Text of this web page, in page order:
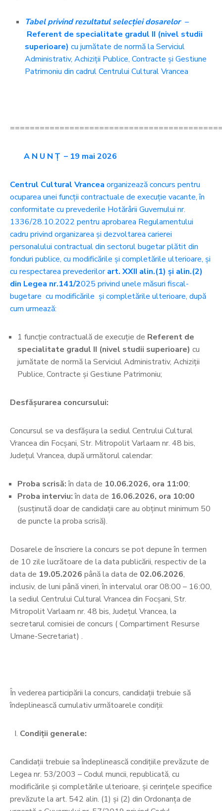
Tabel privind rezultatul selecţiei dosarelor –
Referent de specialitate gradul II (nivel studii
superioare) cu jumătate de normă la Serviciul
Administrativ, Achiziții Publice, Contracte și Gestiune
Patrimoniu din cadrul Centrului Cultural Vrancea
A N U N Ț – 19 mai 2026
Centrul Cultural Vrancea organizează concurs pentru
ocuparea unei funcții contractuale de execuție vacante, în
conformitate cu prevederile Hotărârii Guvernului nr.
1336/28.10.2022 pentru aprobarea Regulamentului
cadru privind organizarea și dezvoltarea carierei
personalului contractual din sectorul bugetar plătit din
fonduri publice, cu modificările și completările ulterioare, și
cu respectarea prevederilorart. XXII alin.(1) și alin.(2)
din Legea nr.141/2025 privind unele măsuri fiscal-
bugetare cu modificările și completările ulterioare, după
cum urmează:
1 funcție contractuală de execuție de Referent de
specialitate gradul II (nivel studii superioare) cu
jumătate de normă la Serviciul Administrativ, Achiziții
Publice, Contracte și Gestiune Patrimoniu;
Desfășurarea concursului:
Concursul se va desfășura la sediul Centrului Cultural
Vrancea din Focșani, Str. Mitropolit Varlaam nr. 48 bis,
Județul Vrancea, după următorul calendar:
Proba scrisă:în data de 10.06.2026, ora 11:00;
Proba interviu:în data de 16.06.2026, ora 10:00
(susținută doar de candidații care au obținut minimum 50
de puncte la proba scrisă).
Dosarele de înscriere la concurs se pot depune în termen
de 10 zile lucrătoare de la data publicării, respectiv de la
data de 19.05.2026 până la data de 02.06.2026,
inclusiv, de luni până vineri, în intervalul orar 08:00 – 16:00,
la sediul Centrului Cultural Vrancea din Focșani, Str.
Mitropolit Varlaam nr. 48 bis, Județul Vrancea, la
secretarul comisiei de concurs ( Compartiment Resurse
Umane-Secretariat) .
În vederea participării la concurs, candidații trebuie să
îndeplinească cumulativ următoarele condiții:
Condiţii generale:
Candidații trebuie sa îndeplinească condițiile prevăzute de
Legea nr. 53/2003 – Codul muncii, republicată, cu
modificările şi completările ulterioare, şi cerinţele specifice
prevăzute la art. 542 alin. (1) şi (2) din Ordonanţa de